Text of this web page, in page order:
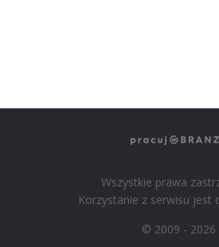
Wszystkie prawa
Korzystanie z serwisu jest
© 2009 - 2026